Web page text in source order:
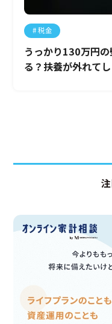
税金
うっかり130万円
る？扶養が外れて